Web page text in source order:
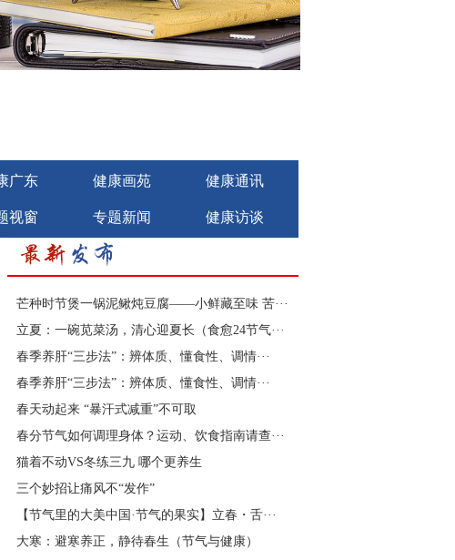
广东 健康画苑 健康通讯
视窗 专题新闻 健康访谈
个省份的207家糖尿病“三师共管”
机融合，患者常常辗转于多个科
肠功能紊乱等症状。
症，它在治疗这一块中医是比较有
上的问题。
芒种时节煲一锅泥鳅炖豆腐——小鲜藏至味 苦···
立夏：一碗苋菜汤，清心迎夏长（食愈24节气···
春季养肝“三步法”：辨体质、懂食性、调情···
春季养肝“三步法”：辨体质、懂食性、调情···
春天动起来 “暴汗式减重”不可取
春分节气如何调理身体？运动、饮食指南请查···
猫着不动VS冬练三九 哪个更养生
三个妙招让痛风不“发作”
【节气里的大美中国·节气的果实】立春・舌···
大寒：避寒养正，静待春生（节气与健康）